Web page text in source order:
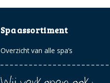
Spa assortiment
Overzicht van alle spa’s